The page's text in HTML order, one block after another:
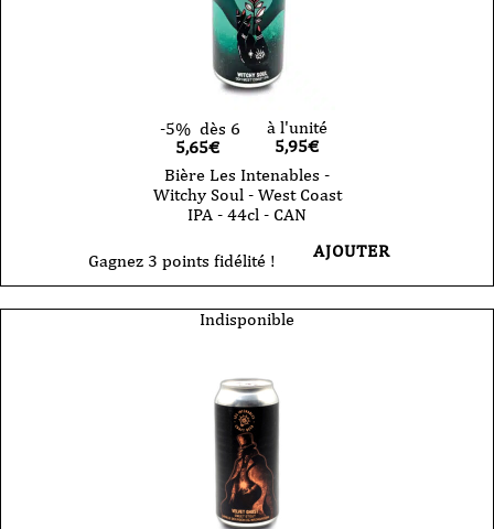
-5% dès 6
5,65€
à l'unité
5,95€
Bière Les Intenables -
Witchy Soul - West Coast
IPA - 44cl - CAN
Gagnez 3 points fidélité ! AJOUTER
Indisponible